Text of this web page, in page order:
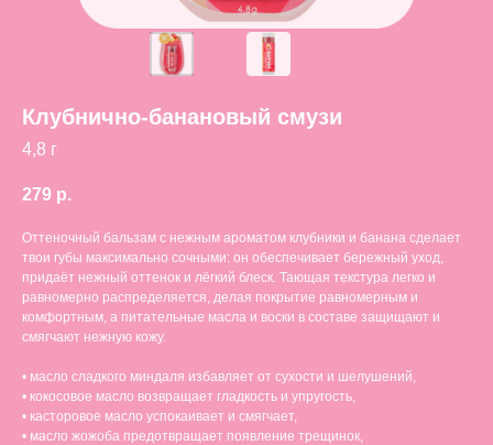
Клубнично-банановый смузи
4,8 г
279 р.
Оттеночный бальзам с нежным ароматом клубники и банана сделает
твои губы максимально сочными: он обеспечивает бережный уход,
придаёт нежный оттенок и лёгкий блеск. Тающая текстура легко и
равномерно распределяется, делая покрытие равномерным и
комфортным, а питательные масла и воски в составе защищают и
смягчают нежную кожу.
• масло сладкого миндаля избавляет от сухости и шелушений,
• кокосовое масло возвращает гладкость и упругость,
• касторовое масло успокаивает и смягчает,
• масло жожоба предотвращает появление трещинок,